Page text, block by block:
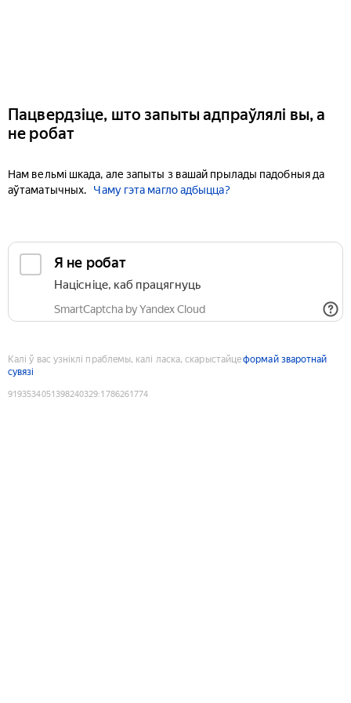
Пацвердзіце, што запыты адпраўлялі вы, а
не робат
Нам вельмі шкада, але запыты з вашай прылады падобныя да
аўтаматычных.
Чаму гэта магло адбыцца?
Я не робат
Націсніце, каб працягнуць
SmartCaptcha by Yandex Cloud
Калі ў вас узніклі праблемы, калі ласка, скарыстайцеформай зваротнай
сувязі
9193534051398240329:1786261774